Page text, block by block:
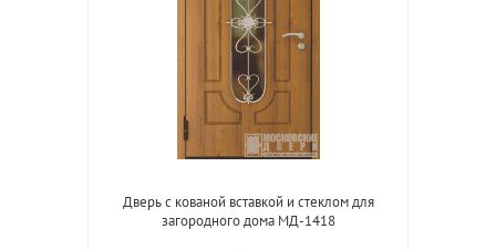
Дверь с кованой вставкой и стеклом для
загородного дома МД-1418